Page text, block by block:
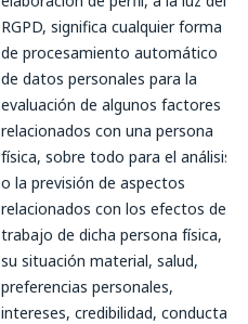
RGPD, significa cualquier forma
de procesamiento automático
de datos personales para la
evaluación de algunos factores
relacionados con una persona
física, sobre todo para el análisis
o la previsión de aspectos
relacionados con los efectos de
trabajo de dicha persona física,
su situación material, salud,
preferencias personales,
intereses, credibilidad, conducta,